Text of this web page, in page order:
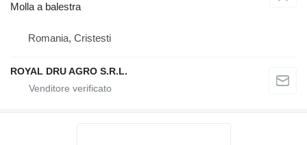
Molla a balestra
Romania, Cristesti
ROYAL DRU AGRO S.R.L.